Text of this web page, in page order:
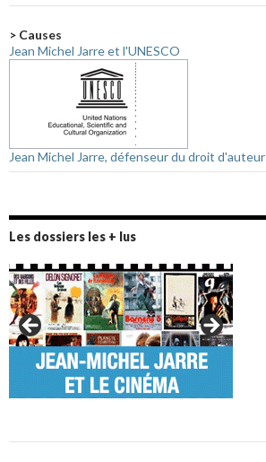
> Causes
Jean Michel Jarre et l'UNESCO
Jean Michel Jarre, défenseur du droit d'auteur
Les dossiers les + lus